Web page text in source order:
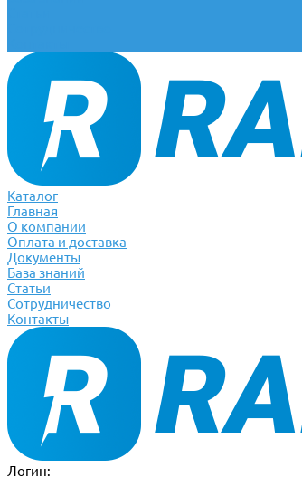
Каталог
Главная
О компании
Оплата и доставка
Документы
База знаний
Статьи
Сотрудничество
Контакты
Логин: